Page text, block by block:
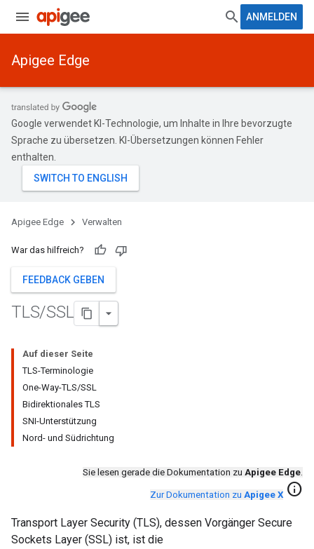
ANMELDEN
Apigee Edge
Google verwendet KI-Technologie, um Inhalte in Ihre bevorzugte
Sprache zu übersetzen. KI-Übersetzungen können Fehler
enthalten.
Apigee Edge Verwalten
War das hilfreich?
FEEDBACK GEBEN
TLS/SSL
Auf dieser Seite
TLS-Terminologie
One-Way-TLS/SSL
Bidirektionales TLS
SNI-Unterstützung
Nord- und Südrichtung
Sie lesen gerade die Dokumentation zu Apigee Edge.
Zur Dokumentation zu Apigee X info
Transport Layer Security (TLS), dessen Vorgänger Secure
Sockets Layer (SSL) ist, ist die